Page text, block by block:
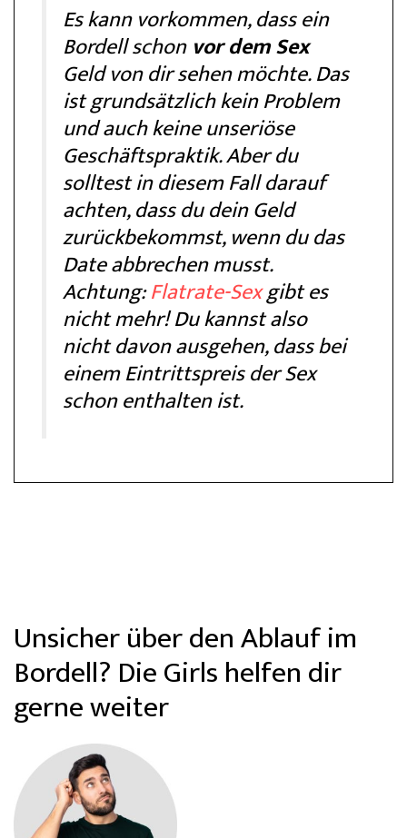
Es kann vorkommen, dass ein
Bordell schonvor dem Sex
Geld von dir sehen möchte. Das
ist grundsätzlich kein Problem
und auch keine unseriöse
Geschäftspraktik. Aber du
solltest in diesem Fall darauf
achten, dass du dein Geld
zurückbekommst, wenn du das
Date abbrechen musst.
Achtung:Flatrate-Sexgibt es
nicht mehr! Du kannst also
nicht davon ausgehen, dass bei
einem Eintrittspreis der Sex
schon enthalten ist.
Unsicher über den Ablauf im
Bordell? Die Girls helfen dir
gerne weiter